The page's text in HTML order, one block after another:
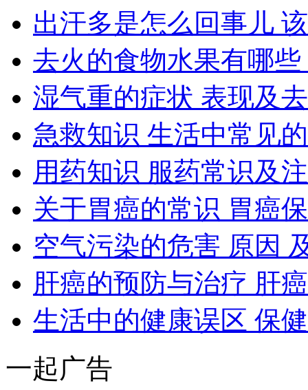
出汗多是怎么回事儿
去火的食物水果有哪
湿气重的症状 表现及
急救知识 生活中常见
用药知识 服药常识及
关于胃癌的常识 胃癌
空气污染的危害 原因
肝癌的预防与治疗 肝
生活中的健康误区 保
一起广告